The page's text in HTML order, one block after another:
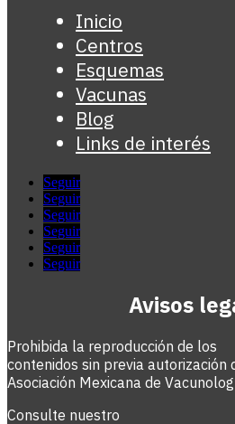
Inicio
Centros
Esquemas
Vacunas
Blog
Links de interés
Seguir
Seguir
Seguir
Seguir
Seguir
Seguir
Avisos
Prohibida la reproducción de los
contenidos sin previa autorización
Asociación Mexicana de
Consulte nuestro